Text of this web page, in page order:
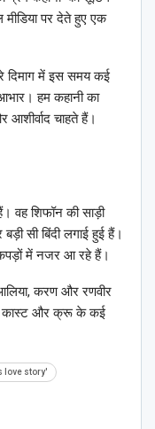
पर देते हुए एक
दिमाग में इस समय कई
हम कहानी का
चाहते हैं।
वह शिफॉन की साड़ी
सी बिंदी लगाई हुई हैं।
में नजर आ रहे हैं।
करण और रणवीर
कास्ट और क्रू के कई
love story'